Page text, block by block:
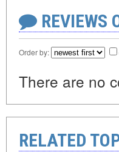
REVIEWS
Order by:
There are no
RELATED